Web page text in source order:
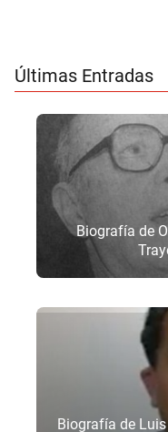
Últimas Entradas
Biografía de
Biografía de